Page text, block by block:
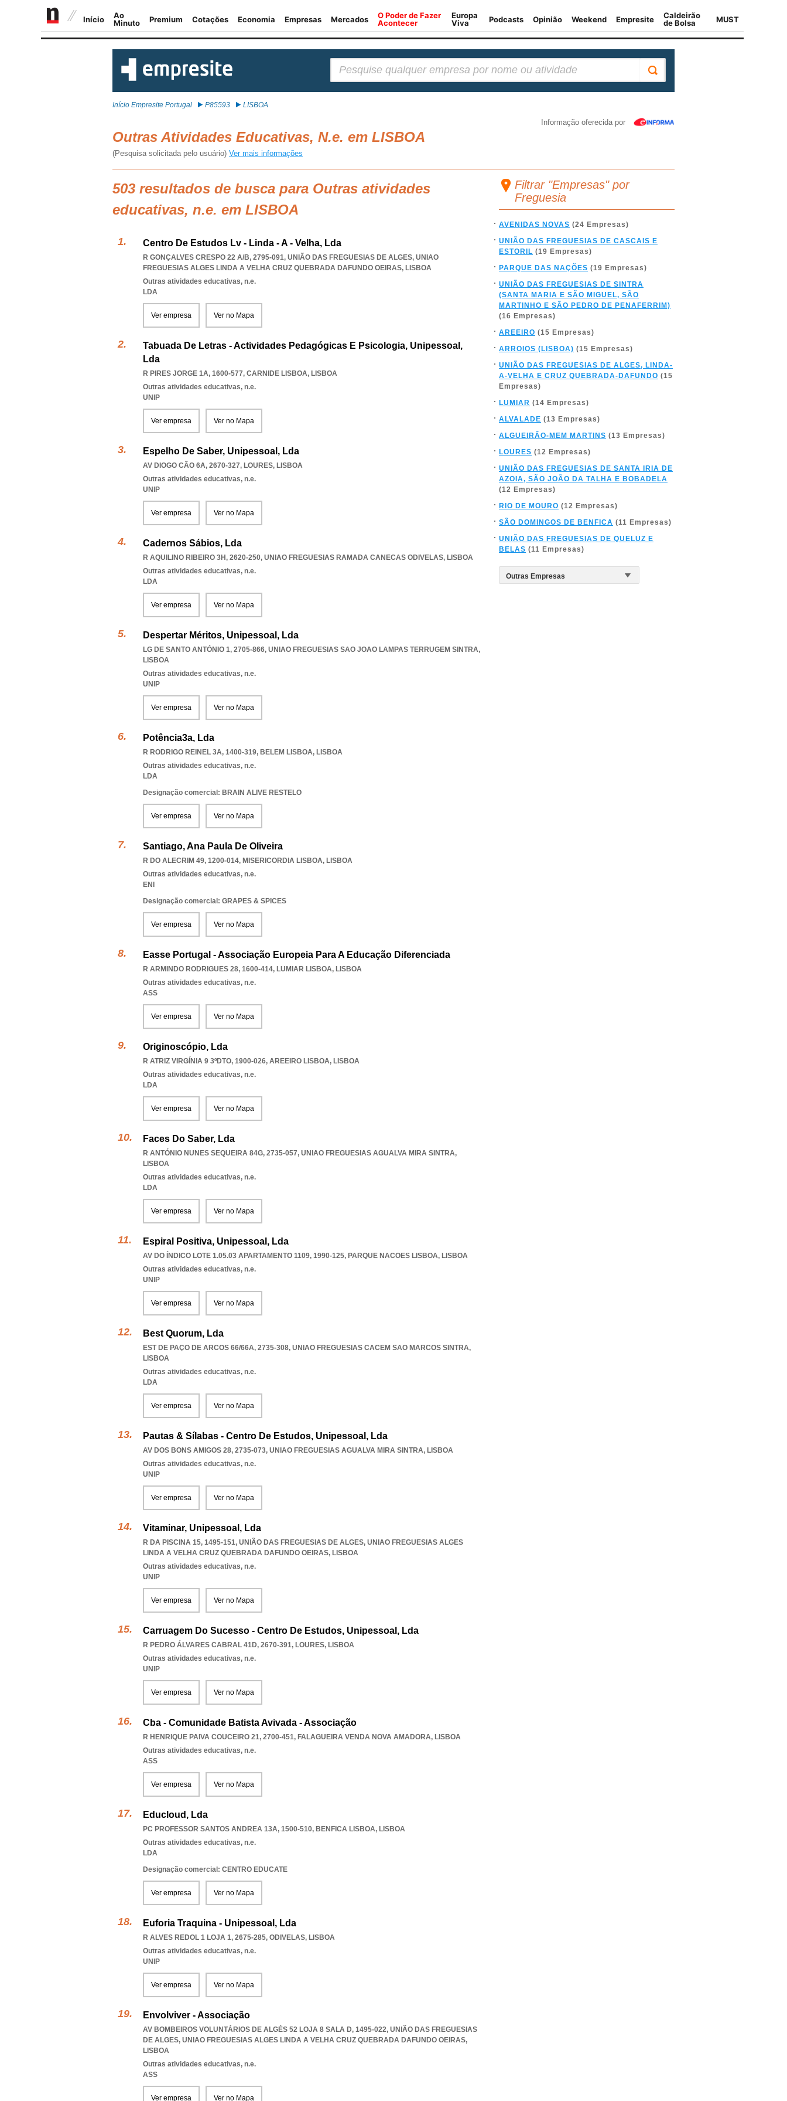
Início Empresite Portugal P85593 LISBOA
Informação oferecida por
Outras Atividades Educativas, N.e. em LISBOA
(Pesquisa solicitada pelo usuário) Ver mais informações
503 resultados de busca para Outras atividades
educativas, n.e. em LISBOA
Centro De Estudos Lv - Linda - A - Velha, Lda
R GONÇALVES CRESPO 22 A/B, 2795-091, UNIÃO DAS FREGUESIAS DE ALGES, UNIAO
FREGUESIAS ALGES LINDA A VELHA CRUZ QUEBRADA DAFUNDO OEIRAS, LISBOA
Outras atividades educativas, n.e.
LDA
Ver empresa Ver no Mapa
Tabuada De Letras - Actividades Pedagógicas E Psicologia, Unipessoal,
Lda
R PIRES JORGE 1A, 1600-577, CARNIDE LISBOA, LISBOA
Outras atividades educativas, n.e.
UNIP
Ver empresa Ver no Mapa
Espelho De Saber, Unipessoal, Lda
AV DIOGO CÃO 6A, 2670-327, LOURES, LISBOA
Outras atividades educativas, n.e.
UNIP
Ver empresa Ver no Mapa
Cadernos Sábios, Lda
R AQUILINO RIBEIRO 3H, 2620-250, UNIAO FREGUESIAS RAMADA CANECAS ODIVELAS, LISBOA
Outras atividades educativas, n.e.
LDA
Ver empresa Ver no Mapa
Despertar Méritos, Unipessoal, Lda
LG DE SANTO ANTÓNIO 1, 2705-866, UNIAO FREGUESIAS SAO JOAO LAMPAS TERRUGEM SINTRA,
LISBOA
Outras atividades educativas, n.e.
UNIP
Ver empresa Ver no Mapa
Potência3a, Lda
R RODRIGO REINEL 3A, 1400-319, BELEM LISBOA, LISBOA
Outras atividades educativas, n.e.
LDA
Designação comercial: BRAIN ALIVE RESTELO
Ver empresa Ver no Mapa
Santiago, Ana Paula De Oliveira
R DO ALECRIM 49, 1200-014, MISERICORDIA LISBOA, LISBOA
Outras atividades educativas, n.e.
ENI
Designação comercial: GRAPES & SPICES
Ver empresa Ver no Mapa
Easse Portugal - Associação Europeia Para A Educação Diferenciada
R ARMINDO RODRIGUES 28, 1600-414, LUMIAR LISBOA, LISBOA
Outras atividades educativas, n.e.
ASS
Ver empresa Ver no Mapa
Originoscópio, Lda
R ATRIZ VIRGÍNIA 9 3ºDTO, 1900-026, AREEIRO LISBOA, LISBOA
Outras atividades educativas, n.e.
LDA
Ver empresa Ver no Mapa
Faces Do Saber, Lda
R ANTÓNIO NUNES SEQUEIRA 84G, 2735-057, UNIAO FREGUESIAS AGUALVA MIRA SINTRA,
LISBOA
Outras atividades educativas, n.e.
LDA
Ver empresa Ver no Mapa
Espiral Positiva, Unipessoal, Lda
AV DO ÍNDICO LOTE 1.05.03 APARTAMENTO 1109, 1990-125, PARQUE NACOES LISBOA, LISBOA
Outras atividades educativas, n.e.
UNIP
Ver empresa Ver no Mapa
Best Quorum, Lda
EST DE PAÇO DE ARCOS 66/66A, 2735-308, UNIAO FREGUESIAS CACEM SAO MARCOS SINTRA,
LISBOA
Outras atividades educativas, n.e.
LDA
Ver empresa Ver no Mapa
Pautas & Sílabas - Centro De Estudos, Unipessoal, Lda
AV DOS BONS AMIGOS 28, 2735-073, UNIAO FREGUESIAS AGUALVA MIRA SINTRA, LISBOA
Outras atividades educativas, n.e.
UNIP
Ver empresa Ver no Mapa
Vitaminar, Unipessoal, Lda
R DA PISCINA 15, 1495-151, UNIÃO DAS FREGUESIAS DE ALGES, UNIAO FREGUESIAS ALGES
LINDA A VELHA CRUZ QUEBRADA DAFUNDO OEIRAS, LISBOA
Outras atividades educativas, n.e.
UNIP
Ver empresa Ver no Mapa
Carruagem Do Sucesso - Centro De Estudos, Unipessoal, Lda
R PEDRO ÁLVARES CABRAL 41D, 2670-391, LOURES, LISBOA
Outras atividades educativas, n.e.
UNIP
Ver empresa Ver no Mapa
Cba - Comunidade Batista Avivada - Associação
R HENRIQUE PAIVA COUCEIRO 21, 2700-451, FALAGUEIRA VENDA NOVA AMADORA, LISBOA
Outras atividades educativas, n.e.
ASS
Ver empresa Ver no Mapa
Educloud, Lda
PC PROFESSOR SANTOS ANDREA 13A, 1500-510, BENFICA LISBOA, LISBOA
Outras atividades educativas, n.e.
LDA
Designação comercial: CENTRO EDUCATE
Ver empresa Ver no Mapa
Euforia Traquina - Unipessoal, Lda
R ALVES REDOL 1 LOJA 1, 2675-285, ODIVELAS, LISBOA
Outras atividades educativas, n.e.
UNIP
Ver empresa Ver no Mapa
Envolviver - Associação
AV BOMBEIROS VOLUNTÁRIOS DE ALGÉS 52 LOJA 8 SALA D, 1495-022, UNIÃO DAS FREGUESIAS
DE ALGES, UNIAO FREGUESIAS ALGES LINDA A VELHA CRUZ QUEBRADA DAFUNDO OEIRAS,
LISBOA
Outras atividades educativas, n.e.
ASS
Ver empresa Ver no Mapa
Filtrar "Empresas" por
Freguesia
AVENIDAS NOVAS (24 Empresas)
UNIÃO DAS FREGUESIAS DE CASCAIS E
ESTORIL (19 Empresas)
PARQUE DAS NAÇÕES (19 Empresas)
UNIÃO DAS FREGUESIAS DE SINTRA
(SANTA MARIA E SÃO MIGUEL, SÃO
MARTINHO E SÃO PEDRO DE PENAFERRIM)
(16 Empresas)
AREEIRO (15 Empresas)
ARROIOS (LISBOA) (15 Empresas)
UNIÃO DAS FREGUESIAS DE ALGES, LINDA-
A-VELHA E CRUZ QUEBRADA-DAFUNDO (15
Empresas)
LUMIAR (14 Empresas)
ALVALADE (13 Empresas)
ALGUEIRÃO-MEM MARTINS (13 Empresas)
LOURES (12 Empresas)
UNIÃO DAS FREGUESIAS DE SANTA IRIA DE
AZOIA, SÃO JOÃO DA TALHA E BOBADELA
(12 Empresas)
RIO DE MOURO (12 Empresas)
SÃO DOMINGOS DE BENFICA (11 Empresas)
UNIÃO DAS FREGUESIAS DE QUELUZ E
BELAS (11 Empresas)